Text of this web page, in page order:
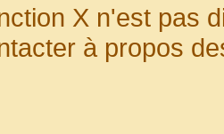
X n'est pas
à propos